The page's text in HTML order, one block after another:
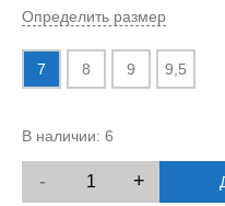
Определить размер
7 8 9 9,5
В наличии: 6
- +